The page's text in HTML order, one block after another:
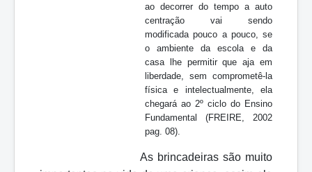
ao decorrer do tempo a auto
centração vai sendo
modificada pouco a pouco, se
o ambiente da escola e da
casa lhe permitir que aja em
liberdade, sem comprometê-la
física e intelectualmente, ela
chegará ao 2º ciclo do Ensino
Fundamental (FREIRE, 2002
pag. 08).
As brincadeiras são muito